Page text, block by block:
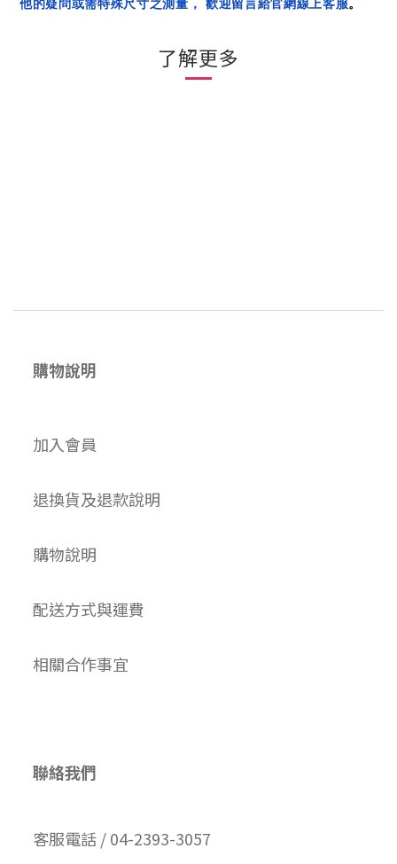
他的疑問或需特殊尺寸之測量， 歡迎留言給官網線上客服。
了解更多
購物說明
加入會員
退換貨及退款說明
購物說明
配送方式與運費
相關合作事宜
聯絡我們
客服電話 / 04-2393-3057